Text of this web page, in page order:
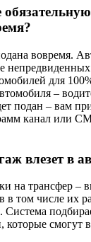
вовремя.
для 100%
–
подан – вам
канал или
влезет в
на трансфер –
в том числе их
Система
которые смогут